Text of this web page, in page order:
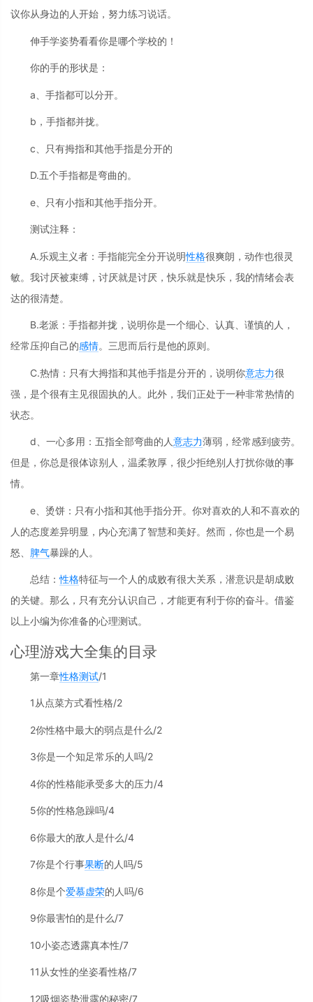
议你从身边的人开始，努力练习说话。
伸手学姿势看看你是哪个学校的！
你的手的形状是：
a、手指都可以分开。
b，手指都并拢。
c、只有拇指和其他手指是分开的
D.五个手指都是弯曲的。
e、只有小指和其他手指分开。
测试注释：
A.乐观主义者：手指能完全分开说明性格很爽朗，动作也很灵
敏。我讨厌被束缚，讨厌就是讨厌，快乐就是快乐，我的情绪会表
达的很清楚。
B.老派：手指都并拢，说明你是一个细心、认真、谨慎的人，
经常压抑自己的感情。三思而后行是他的原则。
C.热情：只有大拇指和其他手指是分开的，说明你意志力很
强，是个很有主见很固执的人。此外，我们正处于一种非常热情的
状态。
d、一心多用：五指全部弯曲的人意志力薄弱，经常感到疲劳。
但是，你总是很体谅别人，温柔敦厚，很少拒绝别人打扰你做的事
情。
e、烫饼：只有小指和其他手指分开。你对喜欢的人和不喜欢的
人的态度差异明显，内心充满了智慧和美好。然而，你也是一个易
怒、 脾气暴躁的人。
总结：性格特征与一个人的成败有很大关系，潜意识是胡成败
的关键。那么，只有充分认识自己，才能更有利于你的奋斗。借鉴
以上小编为你准备的心理测试。
心理游戏大全集的目录
第一章性格测试/1
1从点菜方式看性格/2
2你性格中最大的弱点是什么/2
3你是一个知足常乐的人吗/2
4你的性格能承受多大的压力/4
5你的性格急躁吗/4
6你最大的敌人是什么/4
7你是个行事果断的人吗/5
8你是个爱慕虚荣的人吗/6
9你最害怕的是什么/7
10小姿态透露真本性/7
11从女性的坐姿看性格/7
12吸烟姿势泄露的秘密/7